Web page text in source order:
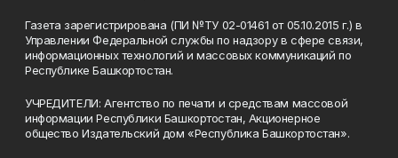
Газета зарегистрирована (ПИ №ТУ 02-01461 от 05.10.2015 г.) в
Управлении Федеральной службы по надзору в сфере связи,
информационных технологий и массовых коммуникаций по
Республике Башкортостан.
УЧРЕДИТЕЛИ: Агентство по печати и средствам массовой
информации Республики Башкортостан, Акционерное
общество Издательский дом «Республика Башкортостан».